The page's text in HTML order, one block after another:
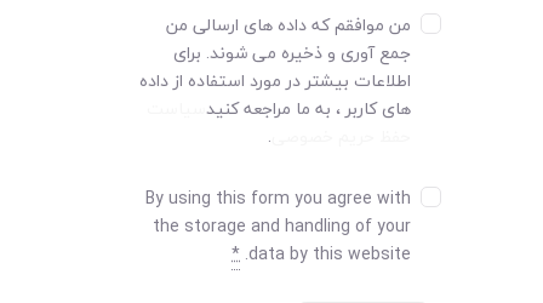
من موافقم که داده های ارسالی من
جمع آوری و ذخیره می شوند. برای
اطلاعات بیشتر در مورد استفاده از داده
های کاربر ، به ما مراجعه کنید
.
By using this form you agree with
the storage and handling of your
data by this website.
*